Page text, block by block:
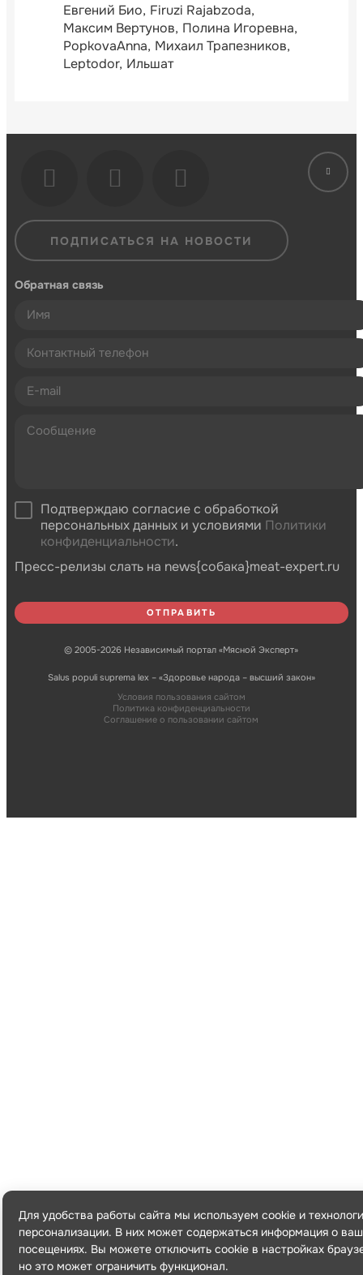
Евгений Био Firuzi Rajabzoda
Максим Вертунов Полина Игоревна
PopkovaAnna Михаил Трапезников
Leptodor Ильшат
ПОДПИСАТЬСЯ НА НОВОСТИ
Обратная связь
Подтверждаю согласие с обработкой
персональных данных и условиями Политики
конфиденциальности.
Пресс-релизы слать на news{собака}meat-expert.ru
© 2005-2026 Независимый портал «Мясной Эксперт»
Salus populi suprema lex – «Здоровье народа – высший закон»
Условия пользования сайтом
Политика конфиденциальности
Соглашение о пользовании сайтом
Для удобства работы сайта мы используем cookie и
персонализации. В них может содержаться информация о
посещениях. Вы можете отключить cookie в настройках
но это может ограничить функционал.